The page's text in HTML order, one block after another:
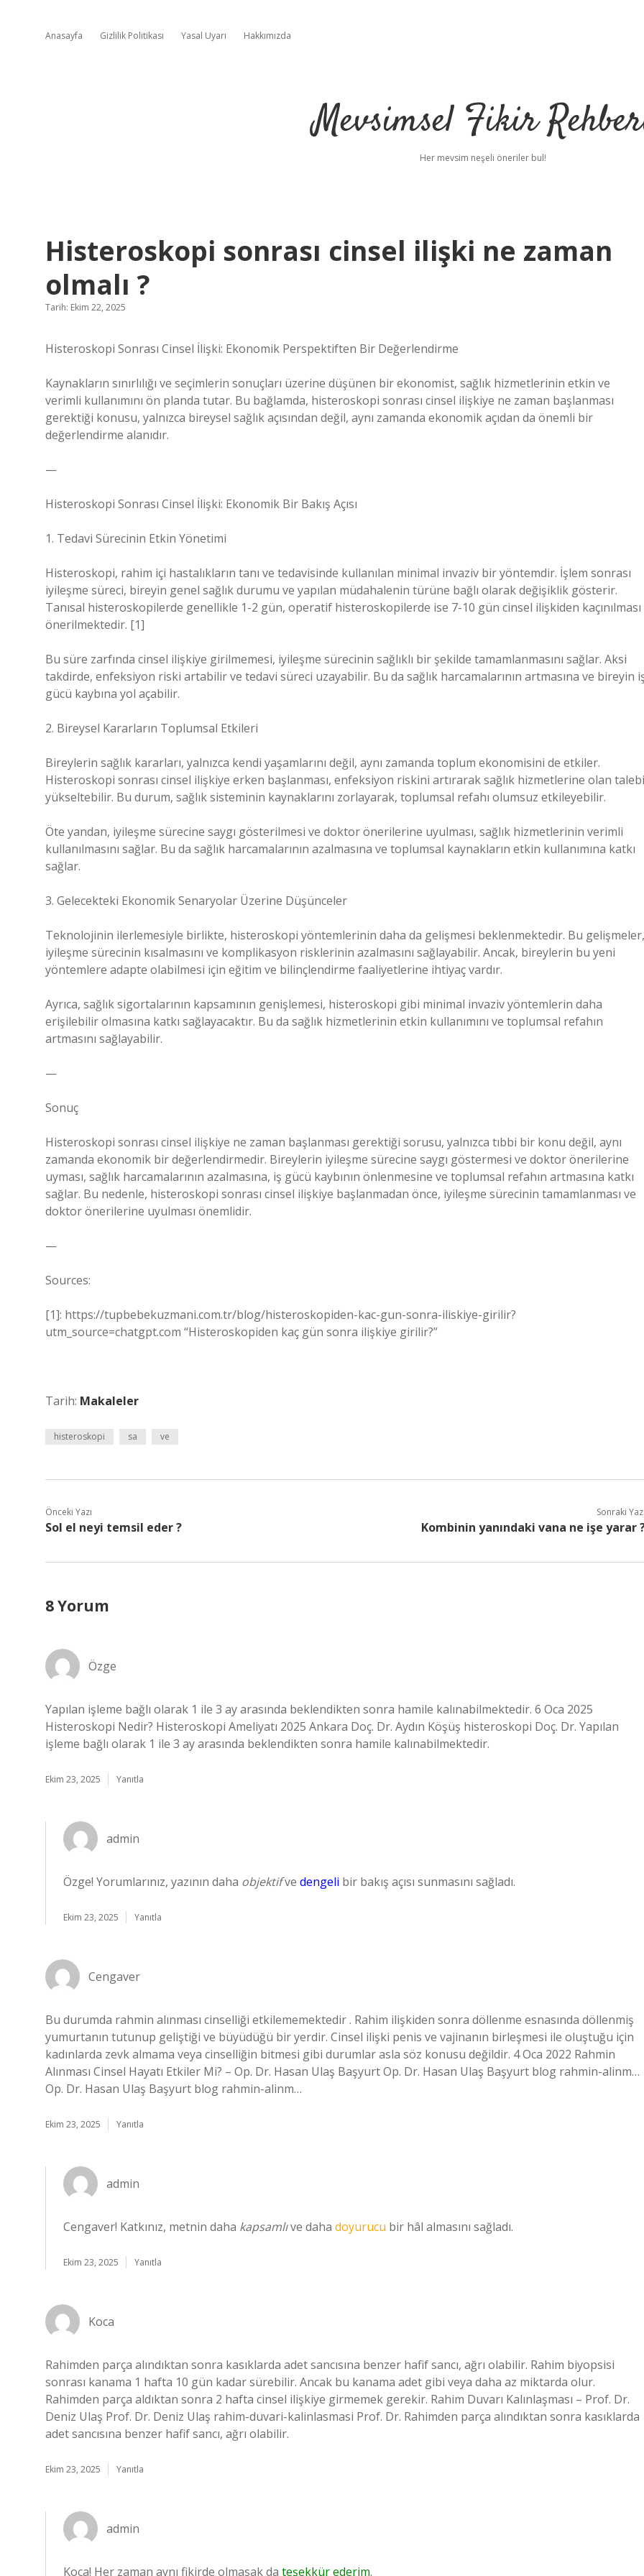
Anasayfa Gizlilik Politikası Yasal Uyarı Hakkımızda
Mevsimsel Fikir
Her mevsim neşeli öneriler bul!
Histeroskopi sonrası cinsel ilişki ne zaman
olmalı ?
Tarih: Ekim 22, 2025
Histeroskopi Sonrası Cinsel İlişki: Ekonomik Perspektiften Bir Değerlendirme
Kaynakların sınırlılığı ve seçimlerin sonuçları üzerine düşünen bir ekonomist, sağlık hizmetlerinin etkin ve
verimli kullanımını ön planda tutar. Bu bağlamda, histeroskopi sonrası cinsel ilişkiye ne zaman başlanması
gerektiği konusu, yalnızca bireysel sağlık açısından değil, aynı zamanda ekonomik açıdan da önemli bir
değerlendirme alanıdır.
—
Histeroskopi Sonrası Cinsel İlişki: Ekonomik Bir Bakış Açısı
1. Tedavi Sürecinin Etkin Yönetimi
Histeroskopi, rahim içi hastalıkların tanı ve tedavisinde kullanılan minimal invaziv bir yöntemdir. İşlem sonrası
iyileşme süreci, bireyin genel sağlık durumu ve yapılan müdahalenin türüne bağlı olarak değişiklik gösterir.
Tanısal histeroskopilerde genellikle 1-2 gün, operatif histeroskopilerde ise 7-10 gün cinsel ilişkiden kaçınılması
önerilmektedir. [1]
Bu süre zarfında cinsel ilişkiye girilmemesi, iyileşme sürecinin sağlıklı bir şekilde tamamlanmasını sağlar. Aksi
takdirde, enfeksiyon riski artabilir ve tedavi süreci uzayabilir. Bu da sağlık harcamalarının artmasına ve bireyin
gücü kaybına yol açabilir.
2. Bireysel Kararların Toplumsal Etkileri
Bireylerin sağlık kararları, yalnızca kendi yaşamlarını değil, aynı zamanda toplum ekonomisini de etkiler.
Histeroskopi sonrası cinsel ilişkiye erken başlanması, enfeksiyon riskini artırarak sağlık hizmetlerine olan talebi
yükseltebilir. Bu durum, sağlık sisteminin kaynaklarını zorlayarak, toplumsal refahı olumsuz etkileyebilir.
Öte yandan, iyileşme sürecine saygı gösterilmesi ve doktor önerilerine uyulması, sağlık hizmetlerinin verimli
kullanılmasını sağlar. Bu da sağlık harcamalarının azalmasına ve toplumsal kaynakların etkin kullanımına katkı
sağlar.
3. Gelecekteki Ekonomik Senaryolar Üzerine Düşünceler
Teknolojinin ilerlemesiyle birlikte, histeroskopi yöntemlerinin daha da gelişmesi beklenmektedir. Bu gelişmeler,
iyileşme sürecinin kısalmasını ve komplikasyon risklerinin azalmasını sağlayabilir. Ancak, bireylerin bu yeni
yöntemlere adapte olabilmesi için eğitim ve bilinçlendirme faaliyetlerine ihtiyaç vardır.
Ayrıca, sağlık sigortalarının kapsamının genişlemesi, histeroskopi gibi minimal invaziv yöntemlerin daha
erişilebilir olmasına katkı sağlayacaktır. Bu da sağlık hizmetlerinin etkin kullanımını ve toplumsal refahın
artmasını sağlayabilir.
—
Sonuç
Histeroskopi sonrası cinsel ilişkiye ne zaman başlanması gerektiği sorusu, yalnızca tıbbi bir konu değil, aynı
zamanda ekonomik bir değerlendirmedir. Bireylerin iyileşme sürecine saygı göstermesi ve doktor önerilerine
uyması, sağlık harcamalarının azalmasına, iş gücü kaybının önlenmesine ve toplumsal refahın artmasına katkı
sağlar. Bu nedenle, histeroskopi sonrası cinsel ilişkiye başlanmadan önce, iyileşme sürecinin tamamlanması ve
doktor önerilerine uyulması önemlidir.
—
Sources:
[1]: https://tupbebekuzmani.com.tr/blog/histeroskopiden-kac-gun-sonra-iliskiye-girilir?
utm_source=chatgpt.com “Histeroskopiden kaç gün sonra ilişkiye girilir?”
Tarih: Makaleler
histeroskopi sa ve
Önceki Yazı
Sol el neyi temsil eder ?
Sonraki
Kombinin yanındaki vana ne işe yarar
8 Yorum
Özge
Yapılan işleme bağlı olarak 1 ile 3 ay arasında beklendikten sonra hamile kalınabilmektedir. 6 Oca 2025
Histeroskopi Nedir? Histeroskopi Ameliyatı 2025 Ankara Doç. Dr. Aydın Köşüş histeroskopi Doç. Dr. Yapılan
işleme bağlı olarak 1 ile 3 ay arasında beklendikten sonra hamile kalınabilmektedir.
Ekim 23, 2025 Yanıtla
admin
Özge! Yorumlarınız, yazının daha objektifve dengeli bir bakış açısı sunmasını sağladı.
Ekim 23, 2025 Yanıtla
Cengaver
Bu durumda rahmin alınması cinselliği etkilememektedir . Rahim ilişkiden sonra döllenme esnasında döllenmiş
yumurtanın tutunup geliştiği ve büyüdüğü bir yerdir. Cinsel ilişki penis ve vajinanın birleşmesi ile oluştuğu için
kadınlarda zevk almama veya cinselliğin bitmesi gibi durumlar asla söz konusu değildir. 4 Oca 2022 Rahmin
Alınması Cinsel Hayatı Etkiler Mi? – Op. Dr. Hasan Ulaş Başyurt Op. Dr. Hasan Ulaş Başyurt blog rahmin-alinm…
Op. Dr. Hasan Ulaş Başyurt blog rahmin-alinm…
Ekim 23, 2025 Yanıtla
admin
Cengaver! Katkınız, metnin daha kapsamlıve daha doyurucu bir hâl almasını sağladı.
Ekim 23, 2025 Yanıtla
Koca
Rahimden parça alındıktan sonra kasıklarda adet sancısına benzer hafif sancı, ağrı olabilir. Rahim biyopsisi
sonrası kanama 1 hafta 10 gün kadar sürebilir. Ancak bu kanama adet gibi veya daha az miktarda olur.
Rahimden parça aldıktan sonra 2 hafta cinsel ilişkiye girmemek gerekir. Rahim Duvarı Kalınlaşması – Prof. Dr.
Deniz Ulaş Prof. Dr. Deniz Ulaş rahim-duvari-kalinlasmasi Prof. Dr. Rahimden parça alındıktan sonra kasıklarda
adet sancısına benzer hafif sancı, ağrı olabilir.
Ekim 23, 2025 Yanıtla
admin
Koca! Her zaman aynı fikirde olmasak da teşekkür ederim.